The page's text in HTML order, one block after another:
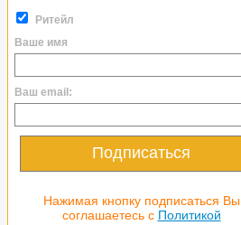
Ритейл
Ваше имя
Ваш email:
Подписаться
Нажимая кнопку подписаться Вы
соглашаетесь с Политикой